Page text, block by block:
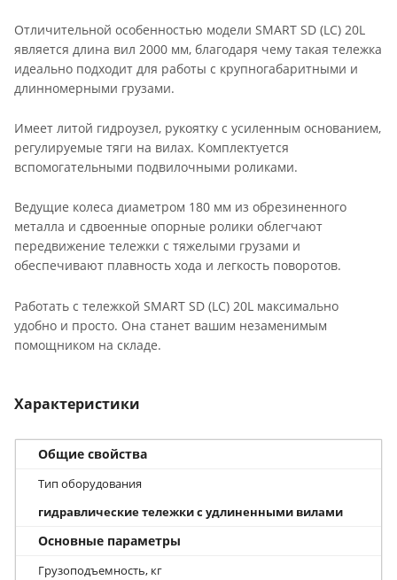
Отличительной особенностью модели SMART SD (LC) 20L
является длина вил 2000 мм, благодаря чему такая тележка
идеально подходит для работы с крупногабаритными и
длинномерными грузами.
Имеет литой гидроузел, рукоятку c усиленным основанием,
регулируемые тяги на вилах. Комплектуется
вспомогательными подвилочными роликами.
Ведущие колеса диаметром 180 мм из обрезиненного
металла и сдвоенные опорные ролики облегчают
передвижение тележки с тяжелыми грузами и
обеспечивают плавность хода и легкость поворотов.
Работать с тележкой SMART SD (LC) 20L максимально
удобно и просто. Она станет вашим незаменимым
помощником на складе.
Характеристики
Общие свойства
Тип оборудования
гидравлические тележки с удлиненными вилами
Основные параметры
Грузоподъемность, кг